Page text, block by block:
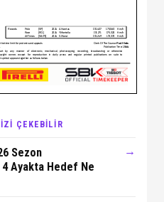
ÇEKEBİLİR
Sezon
Ayakta Hedef Ne
→